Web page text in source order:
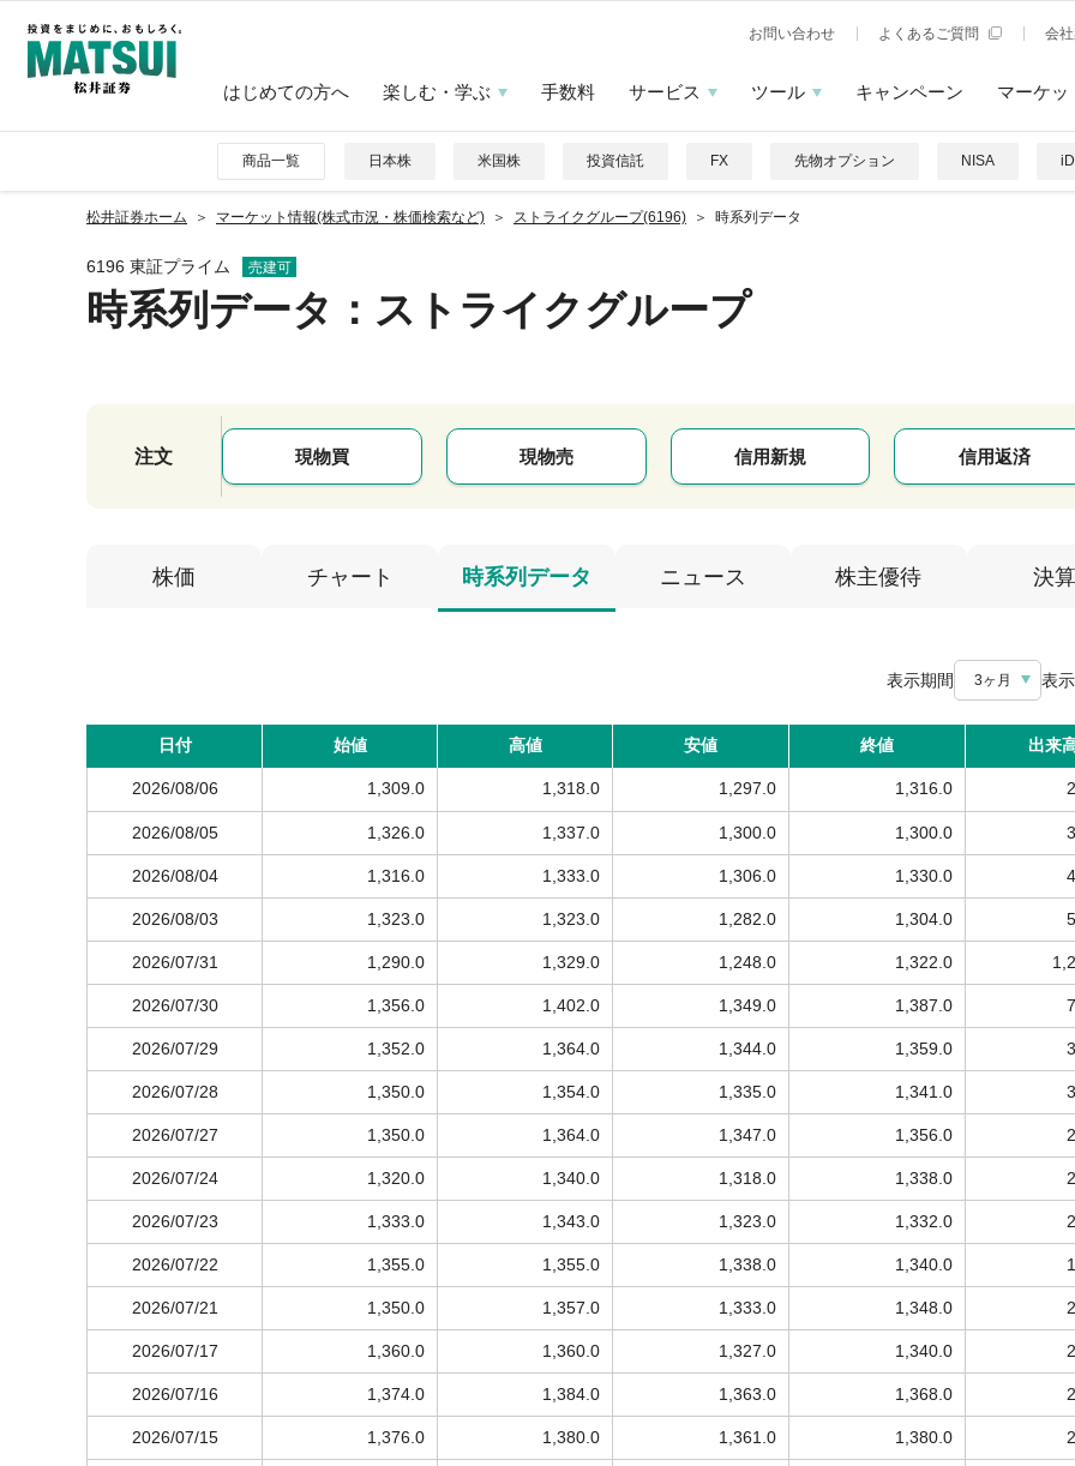
お問い合わせ よくあるご質問 会
はじめての方へ 楽しむ・学ぶ 手数料 サービス ツール キャンペーン マーケッ
商品一覧 日本株 米国株 投資信託 FX 先物オプション NISA
松井証券ホーム マーケット情報(株式市況・株価検索など) ストライクグループ(6196) 時系列データ
6196 東証プライム 売建可
時系列データ ：ストライクグループ
注文 現物買 現物売 信用新規 信用返済
株価 チャート 時系列データ ニュース 株主優待 決算
表示期間 3ヶ月 表
日付 始値 高値 安値 終値 出来
2026/08/06 1,309.0 1,318.0 1,297.0 1,316.0
2026/08/05 1,326.0 1,337.0 1,300.0 1,300.0
2026/08/04 1,316.0 1,333.0 1,306.0 1,330.0
2026/08/03 1,323.0 1,323.0 1,282.0 1,304.0
2026/07/31 1,290.0 1,329.0 1,248.0 1,322.0
2026/07/30 1,356.0 1,402.0 1,349.0 1,387.0
2026/07/29 1,352.0 1,364.0 1,344.0 1,359.0
2026/07/28 1,350.0 1,354.0 1,335.0 1,341.0
2026/07/27 1,350.0 1,364.0 1,347.0 1,356.0
2026/07/24 1,320.0 1,340.0 1,318.0 1,338.0
2026/07/23 1,333.0 1,343.0 1,323.0 1,332.0
2026/07/22 1,355.0 1,355.0 1,338.0 1,340.0
2026/07/21 1,350.0 1,357.0 1,333.0 1,348.0
2026/07/17 1,360.0 1,360.0 1,327.0 1,340.0
2026/07/16 1,374.0 1,384.0 1,363.0 1,368.0
2026/07/15 1,376.0 1,380.0 1,361.0 1,380.0